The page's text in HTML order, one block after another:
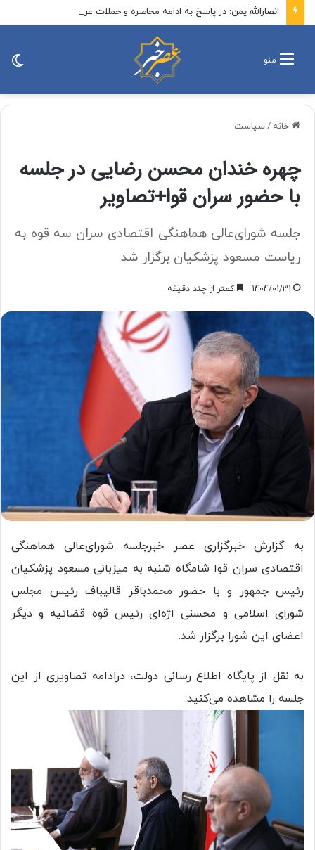
منو
خانه /سیاست
چهره خندان محسن رضایی در جلسه
با حضور سران قوا+تصاویر
جلسه شورای‌عالی هماهنگی اقتصادی سران سه قوه به
ریاست مسعود پزشکیان برگزار شد
1404/01/31 کمتر از چند دقیقه
به گزارش خبرگزاری عصر خبرجلسه شورای‌عالی هماهنگی
اقتصادی سران قوا شامگاه شنبه به میزبانی مسعود پزشکیان
رئیس جمهور و با حضور محمدباقر قالیباف رئیس مجلس
شورای اسلامی و محسنی اژه‌ای رئیس قوه قضائیه و دیگر
اعضای این شورا برگزار شد.
به نقل از پایگاه اطلاع رسانی دولت، درادامه تصاویری از این
جلسه را مشاهده می‌کنید: